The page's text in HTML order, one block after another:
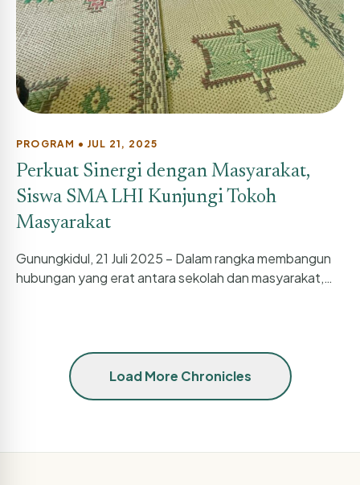
PROGRAM • JUL 21, 2025
Perkuat Sinergi dengan Masyarakat,
Siswa SMA LHI Kunjungi Tokoh
Masyarakat
Gunungkidul, 21 Juli 2025 – Dalam rangka membangun
hubungan yang erat antara sekolah dan masyarakat,
Load More Chronicles